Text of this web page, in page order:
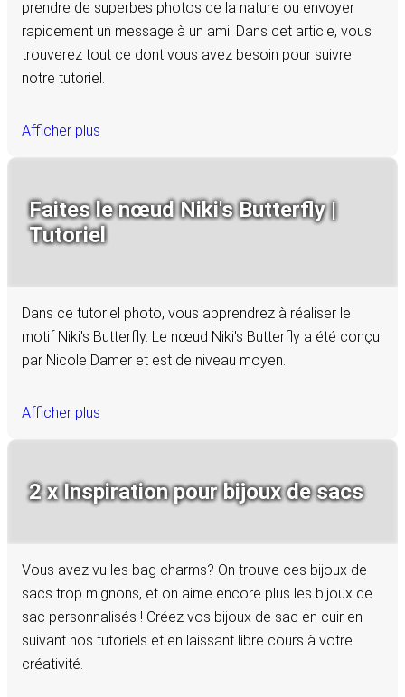
prendre de superbes photos de la nature ou envoyer
rapidement un message à un ami. Dans cet article, vous
trouverez tout ce dont vous avez besoin pour suivre
notre tutoriel.
Afficher plus
Faites le nœud Niki's Butterfly |
Tutoriel
Dans ce tutoriel photo, vous apprendrez à réaliser le
motif Niki's Butterfly. Le nœud Niki's Butterfly a été conçu
par Nicole Damer et est de niveau moyen.
Afficher plus
2 x Inspiration pour bijoux de sacs
Vous avez vu les bag charms? On trouve ces bijoux de
sacs trop mignons, et on aime encore plus les bijoux de
sac personnalisés ! Créez vos bijoux de sac en cuir en
suivant nos tutoriels et en laissant libre cours à votre
créativité.